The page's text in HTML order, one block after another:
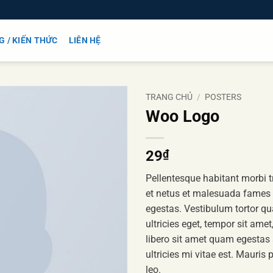
/ KIẾN THỨC LIÊN HỆ
TRANG CHỦ / POSTERS
Woo Logo
29₫
Pellentesque habitant morbi
et netus et malesuada
egestas. Vestibulum tortor
ultricies eget, tempor sit
libero sit amet quam egestas
ultricies mi vitae est. Mauris
leo.